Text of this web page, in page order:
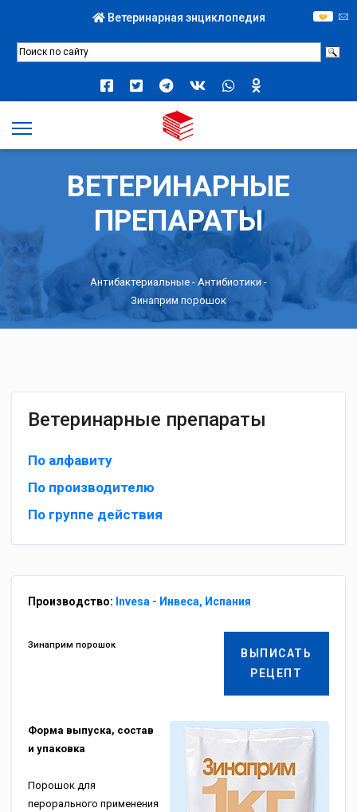
Ветеринарная энциклопедия
ВЕТЕРИНАРНЫЕ
ПРЕПАРАТЫ
Антибактериальные - Антибиотики-
Зинаприм порошок
Ветеринарные препараты
По алфавиту
По производителю
По группе действия
Производство: Invesa - Инвеса, Испания
ВЫПИСАТЬ
РЕЦЕПТ
Зинаприм порошок
Форма выпуска, состав
и упаковка
Порошок для
перорального применения